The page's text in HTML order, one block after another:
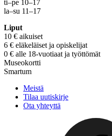
ti–pe 10–17
la–su 11–17
Liput
10 € aikuiset
6 € eläkeläiset ja opiskelijat
0 € alle 18-vuotiaat ja työttömät
Museokortti
Smartum
Meistä
Tilaa uutiskirje
Ota yhteyttä